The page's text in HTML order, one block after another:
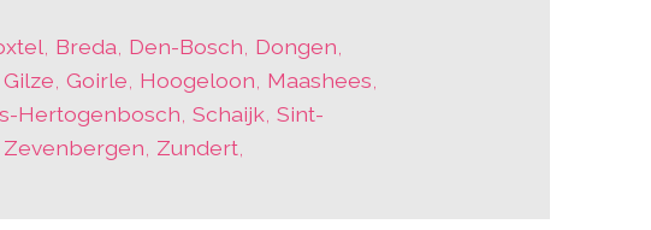
Breda Den-Bosch Dongen
Gilze Goirle Hoogeloon Maashees
s-Hertogenbosch Schaijk Sint-
Zevenbergen Zundert,